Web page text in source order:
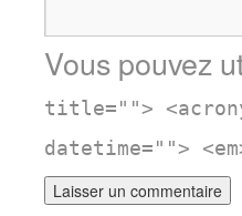
Vous pouvez
title="">
datetime="">